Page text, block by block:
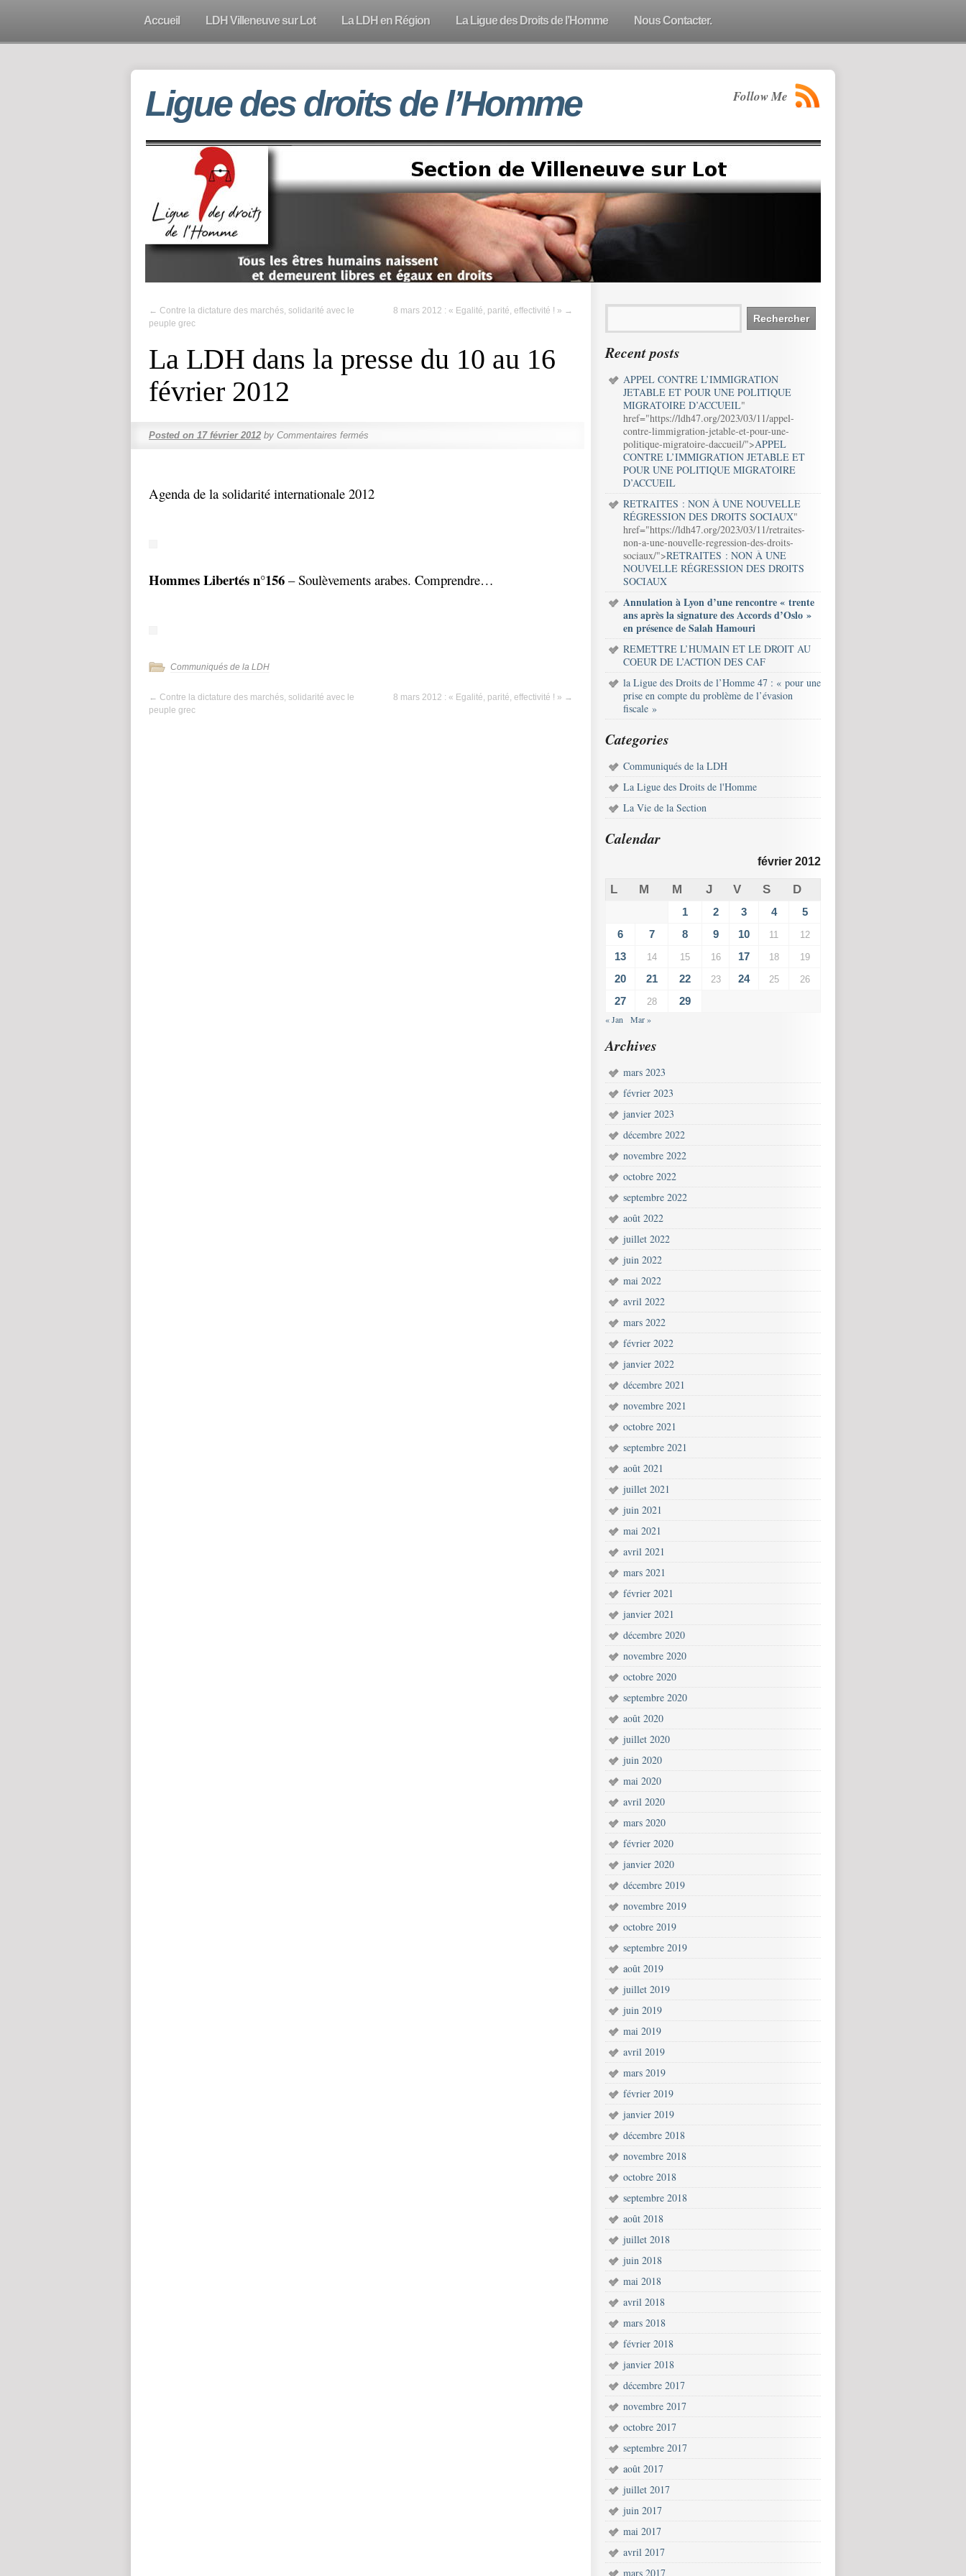
Accueil LDH Villeneuve sur Lot La LDH en Région La Ligue des Droits de l’Homme Nous Contacter.
Ligue des droits de l’Homme Follow Me
← Contre la dictature des marchés, solidarité avec le
peuple grec
8 mars 2012 : « Egalité, parité, effectivité ! » →
La LDH dans la presse du 10 au 16
février 2012
Posted on 17 février 2012 by Commentaires fermés
Agenda de la solidarité internationale 2012
Hommes Libertés n°156 – Soulèvements arabes. Comprendre…
Communiqués de la LDH
← Contre la dictature des marchés, solidarité avec le
peuple grec
8 mars 2012 : « Egalité, parité, effectivité ! » →
Recent posts
APPEL CONTRE L’IMMIGRATION
JETABLE ET POUR UNE POLITIQUE
MIGRATOIRE D’ACCUEIL"
href="https://ldh47.org/2023/03/11/appel-
contre-limmigration-jetable-et-pour-une-
politique-migratoire-daccueil/">APPEL
CONTRE L’IMMIGRATION JETABLE ET
POUR UNE POLITIQUE MIGRATOIRE
D’ACCUEIL
RETRAITES : NON À UNE NOUVELLE
RÉGRESSION DES DROITS SOCIAUX"
href="https://ldh47.org/2023/03/11/retraites-
non-a-une-nouvelle-regression-des-droits-
sociaux/">RETRAITES : NON À UNE
NOUVELLE RÉGRESSION DES DROITS
SOCIAUX
Annulation à Lyon d’une rencontre « trente
ans après la signature des Accords d’Oslo »
en présence de Salah Hamouri
REMETTRE L’HUMAIN ET LE DROIT AU
COEUR DE L’ACTION DES CAF
la Ligue des Droits de l’Homme 47 : « pour une
prise en compte du problème de l’évasion
fiscale »
Categories
Communiqués de la LDH
La Ligue des Droits de l'Homme
La Vie de la Section
Calendar
février 2012
L M M J V S D
1 2 3 4
5
6
7 8 9 10 11 12
13 14 15 16 17 18 19
20 21 22 23 24 25 26
27 28 29
« Jan Mar »
Archives
mars 2023
février 2023
janvier 2023
décembre 2022
novembre 2022
octobre 2022
septembre 2022
août 2022
juillet 2022
juin 2022
mai 2022
avril 2022
mars 2022
février 2022
janvier 2022
décembre 2021
novembre 2021
octobre 2021
septembre 2021
août 2021
juillet 2021
juin 2021
mai 2021
avril 2021
mars 2021
février 2021
janvier 2021
décembre 2020
novembre 2020
octobre 2020
septembre 2020
août 2020
juillet 2020
juin 2020
mai 2020
avril 2020
mars 2020
février 2020
janvier 2020
décembre 2019
novembre 2019
octobre 2019
septembre 2019
août 2019
juillet 2019
juin 2019
mai 2019
avril 2019
mars 2019
février 2019
janvier 2019
décembre 2018
novembre 2018
octobre 2018
septembre 2018
août 2018
juillet 2018
juin 2018
mai 2018
avril 2018
mars 2018
février 2018
janvier 2018
décembre 2017
novembre 2017
octobre 2017
septembre 2017
août 2017
juillet 2017
juin 2017
mai 2017
avril 2017
mars 2017